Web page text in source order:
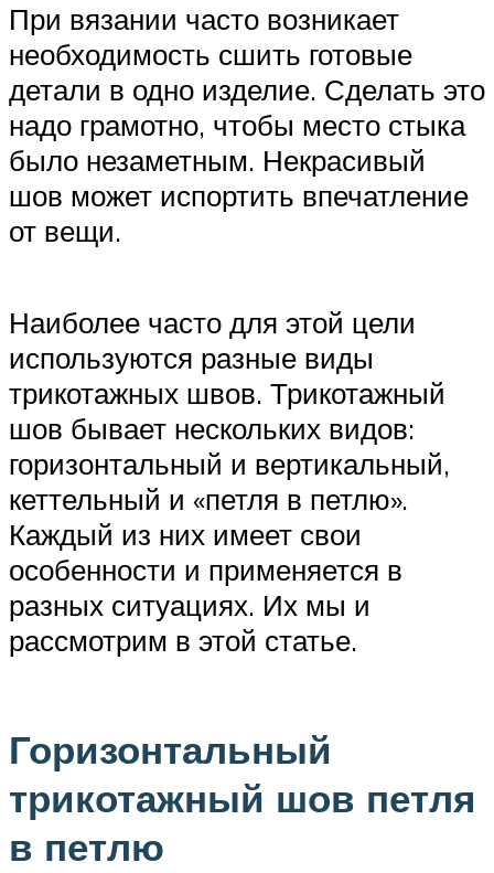
При вязании часто возникает
необходимость сшить готовые
детали в одно изделие. Сделать это
надо грамотно, чтобы место стыка
было незаметным. Некрасивый
шов может испортить впечатление
от вещи.
Наиболее часто для этой цели
используются разные виды
трикотажных швов. Трикотажный
шов бывает нескольких видов:
горизонтальный и вертикальный,
кеттельный и «петля в петлю».
Каждый из них имеет свои
особенности и применяется в
разных ситуациях. Их мы и
рассмотрим в этой статье.
Горизонтальный
трикотажный шов петля
в петлю